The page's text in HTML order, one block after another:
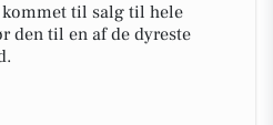
kommet til salg til hele
den til en af de dyreste